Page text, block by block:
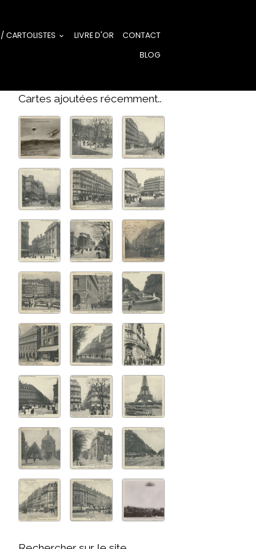
CARTOLISTES LIVRE D'OR
CONTACT
BLOG
Cartes ajoutées récemment..